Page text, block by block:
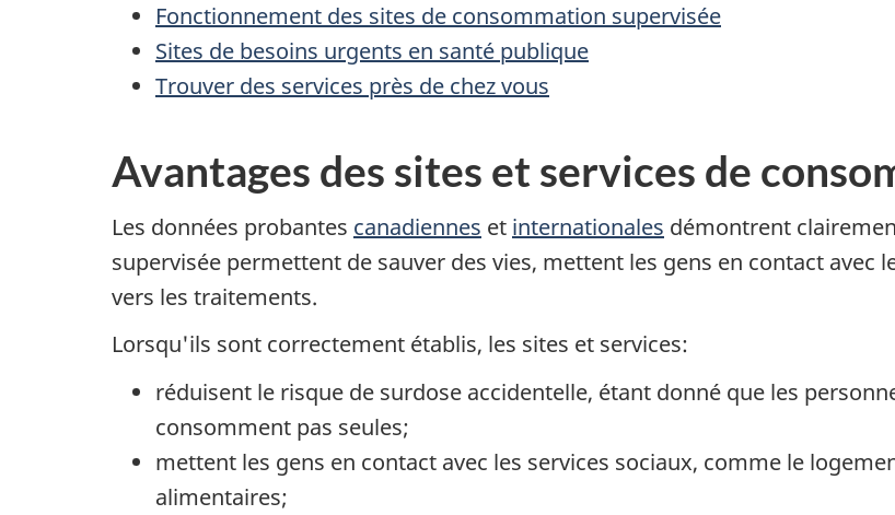
Fonctionnement des sites de consommation supervisée
Sites de besoins urgents en santé publique
Trouver des services près de chez vous
Avantages des sites et services de
Les données probantes canadiennes et internationales démontrent
supervisée permettent de sauver des vies, mettent les gens en contact avec
vers les traitements.
Lorsqu'ils sont correctement établis, les sites et services:
réduisent le risque de surdose accidentelle, étant donné que les
consomment pas seules;
mettent les gens en contact avec les services sociaux, comme le
alimentaires;